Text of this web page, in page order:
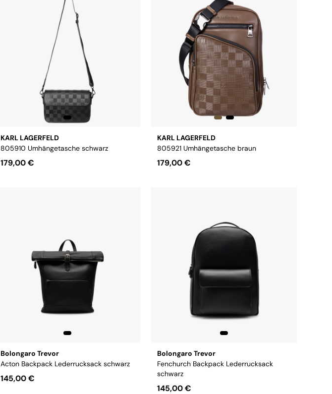
KARL LAGERFELD
805910 Umhängetasche schwarz
179,00 €
KARL LAGERFELD
805921 Umhängetasche braun
179,00 €
Bolongaro Trevor
Acton Backpack Lederrucksack schwarz
145,00 €
Bolongaro Trevor
Fenchurch Backpack Lederrucksack
schwarz
145,00 €